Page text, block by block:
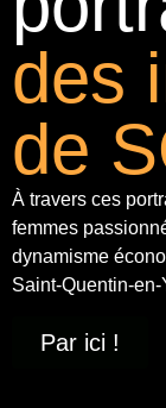
des
de
À travers ces
femmes
dynamisme
Saint-Quentin-en-
Par ici !